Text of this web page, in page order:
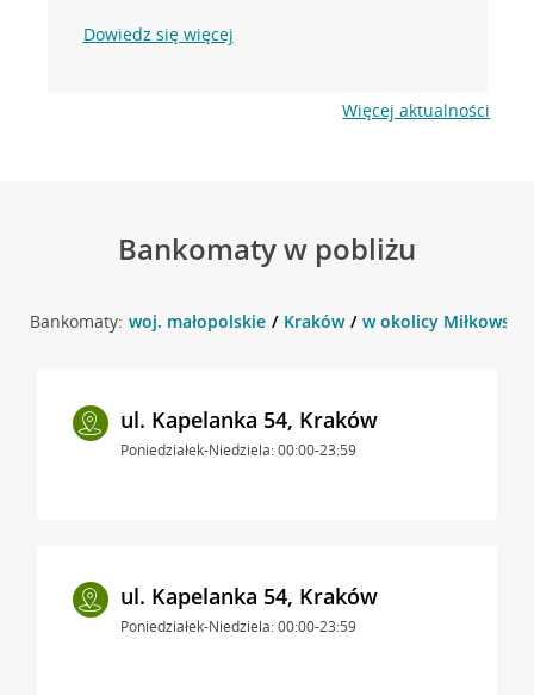
Dowiedz się więcej
Więcej aktualności
Bankomaty w pobliżu
Bankomaty: woj. małopolskie Kraków w okolicy
ul. Kapelanka 54, Kraków
Poniedziałek-Niedziela: 00:00-23:59
ul. Kapelanka 54, Kraków
Poniedziałek-Niedziela: 00:00-23:59